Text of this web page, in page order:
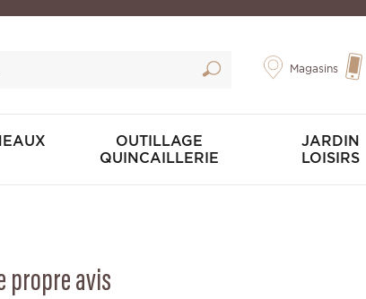
Magasins
OUTILLAGE
QUINCAILLERIE
JARDIN
LOISIRS
propre avis